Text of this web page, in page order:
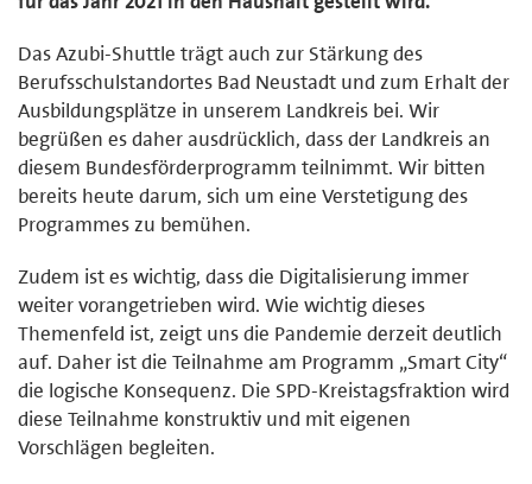
Das Azubi-Shuttle trägt auch zur Stärkung des
Berufsschulstandortes Bad Neustadt und zum Erhalt der
Ausbildungsplätze in unserem Landkreis bei. Wir
begrüßen es daher ausdrücklich, dass der Landkreis an
diesem Bundesförderprogramm teilnimmt. Wir bitten
bereits heute darum, sich um eine Verstetigung des
Programmes zu bemühen.
Zudem ist es wichtig, dass die Digitalisierung immer
weiter vorangetrieben wird. Wie wichtig dieses
Themenfeld ist, zeigt uns die Pandemie derzeit deutlich
auf. Daher ist die Teilnahme am Programm „Smart City“
die logische Konsequenz. Die SPD-Kreistagsfraktion wird
diese Teilnahme konstruktiv und mit eigenen
Vorschlägen begleiten.